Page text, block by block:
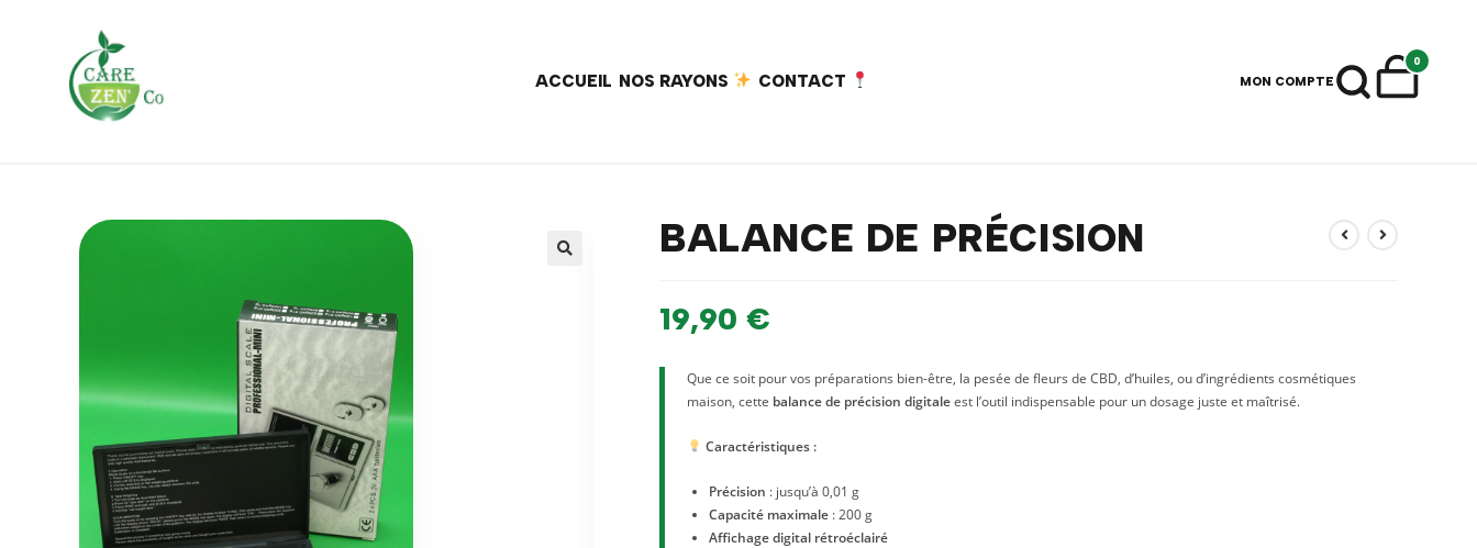
ACCUEIL NOS RAYONS CONTACT MON COMPTE
0
BALANCE DE PRÉCISION
19,90 €
Que ce soit pour vos préparations bien-être, la pesée de fleurs de CBD, d’huiles, ou d’ingrédients cosmétiques
maison, cette balance de précision digitaleest l’outil indispensable pour un dosage juste et maîtrisé.
Caractéristiques :
Précision : jusqu’à 0,01 g
Capacité maximale : 200 g
Affichage digital rétroéclairé